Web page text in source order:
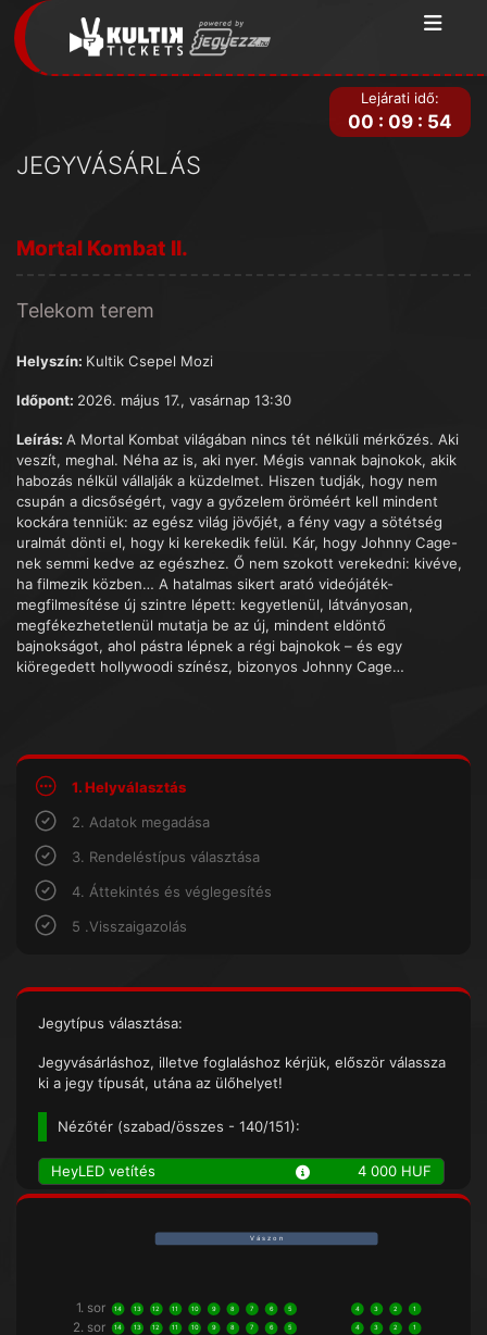
JEGYVÁSÁRLÁS
Lejárati idő:
00 : 09 : 54
Mortal Kombat II.
Telekom terem
Helyszín: Kultik Csepel Mozi
Időpont: 2026. május 17., vasárnap 13:30
Leírás: A Mortal Kombat világában nincs tét nélküli mérkőzés. Aki
veszít, meghal. Néha az is, aki nyer. Mégis vannak bajnokok, akik
habozás nélkül vállalják a küzdelmet. Hiszen tudják, hogy nem
csupán a dicsőségért, vagy a győzelem öröméért kell mindent
kockára tenniük: az egész világ jövőjét, a fény vagy a sötétség
uralmát dönti el, hogy ki kerekedik felül. Kár, hogy Johnny Cage-
nek semmi kedve az egészhez. Ő nem szokott verekedni: kivéve,
ha filmezik közben… A hatalmas sikert arató videójáték-
megfilmesítése új szintre lépett: kegyetlenül, látványosan,
megfékezhetetlenül mutatja be az új, mindent eldöntő
bajnokságot, ahol pástra lépnek a régi bajnokok – és egy
kiöregedett hollywoodi színész, bizonyos Johnny Cage…
1. Helyválasztás
2. Adatok megadása
3. Rendeléstípus választása
4. Áttekintés és véglegesítés
5 .Visszaigazolás
Jegytípus választása:
Jegyvásárláshoz, illetve foglaláshoz kérjük, először válassza
ki a jegy típusát, utána az ülőhelyet!
Nézőtér (szabad/összes - 140/151):
HeyLED vetítés 4 000 HUF
V á s z o n
1. sor 14 13 12 11 10 9 8 7 6 5 4 3 2 1
2. sor 14 13 12 11 10 9 8 7 6 5 4 3 2 1